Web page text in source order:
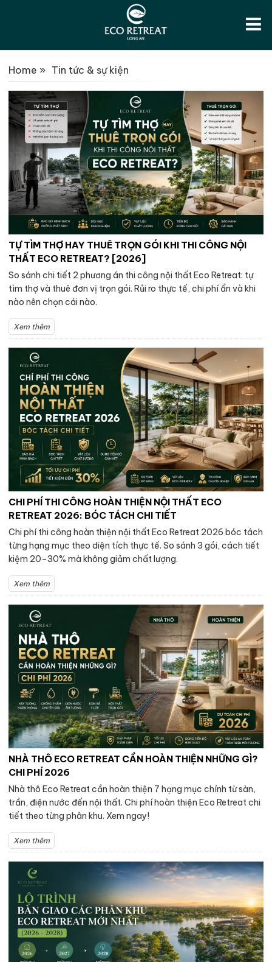
Home » Tin tức & sự kiện
TỰ TÌM THỢ HAY THUÊ TRỌN GÓI KHI THI CÔNG NỘI
THẤT ECO RETREAT? [2026]
So sánh chi tiết 2 phương án thi công nội thất Eco Retreat: tự
tìm thợ và thuê đơn vị trọn gói. Rủi ro thực tế, chi phí ẩn và khi
nào nên chọn cái nào.
Xem thêm
CHI PHÍ THI CÔNG HOÀN THIỆN NỘI THẤT ECO
RETREAT 2026: BÓC TÁCH CHI TIẾT
Chi phí thi công hoàn thiện nội thất Eco Retreat 2026 bóc tách
từng hạng mục theo diện tích thực tế. So sánh 3 gói, cách tiết
kiệm 20–30% mà không giảm chất lượng.
Xem thêm
NHÀ THÔ ECO RETREAT CẦN HOÀN THIỆN NHỮNG GÌ?
CHI PHÍ 2026
Nhà thô Eco Retreat cần hoàn thiện 7 hạng mục chính từ sàn,
trần, điện nước đến nội thất. Chi phí hoàn thiện Eco Retreat chi
tiết theo từng phân khu. Xem ngay!
Xem thêm